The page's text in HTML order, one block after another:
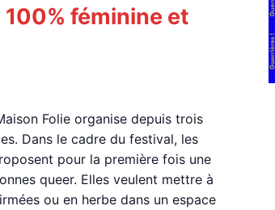
féminine et
Folie organise depuis trois
Dans le cadre du festival, les
pour la première fois une
queer. Elles veulent mettre à
ou en herbe dans un espace